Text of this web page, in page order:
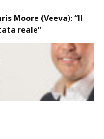
Moore (Veeva): “Il
reale”